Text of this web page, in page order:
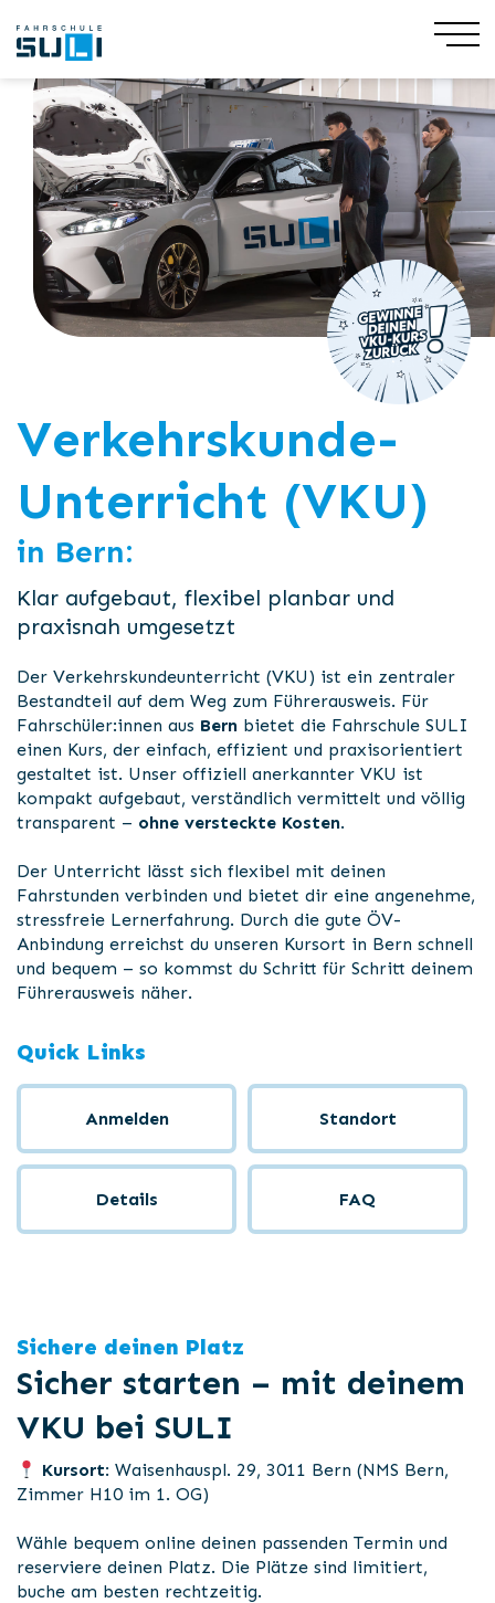
Verkehrskunde-
Unterricht (VKU)
in Bern:
Klar aufgebaut, flexibel planbar und
praxisnah umgesetzt
Der Verkehrskundeunterricht (VKU) ist ein zentraler
Bestandteil auf dem Weg zum Führerausweis. Für
Fahrschüler:innen aus Bern bietet die Fahrschule SULI
einen Kurs, der einfach, effizient und praxisorientiert
gestaltet ist. Unser offiziell anerkannter VKU ist
kompakt aufgebaut, verständlich vermittelt und völlig
transparent – ohne versteckte Kosten.
Der Unterricht lässt sich flexibel mit deinen
Fahrstunden verbinden und bietet dir eine angenehme,
stressfreie Lernerfahrung. Durch die gute ÖV-
Anbindung erreichst du unseren Kursort in Bern schnell
und bequem – so kommst du Schritt für Schritt deinem
Führerausweis näher.
Quick Links
Anmelden Standort
Details FAQ
Sichere deinen Platz
Sicher starten – mit deinem
VKU bei SULI
Kursort: Waisenhauspl. 29, 3011 Bern (NMS Bern,
Zimmer H10 im 1. OG)
Wähle bequem online deinen passenden Termin und
reserviere deinen Platz. Die Plätze sind limitiert,
buche am besten rechtzeitig.